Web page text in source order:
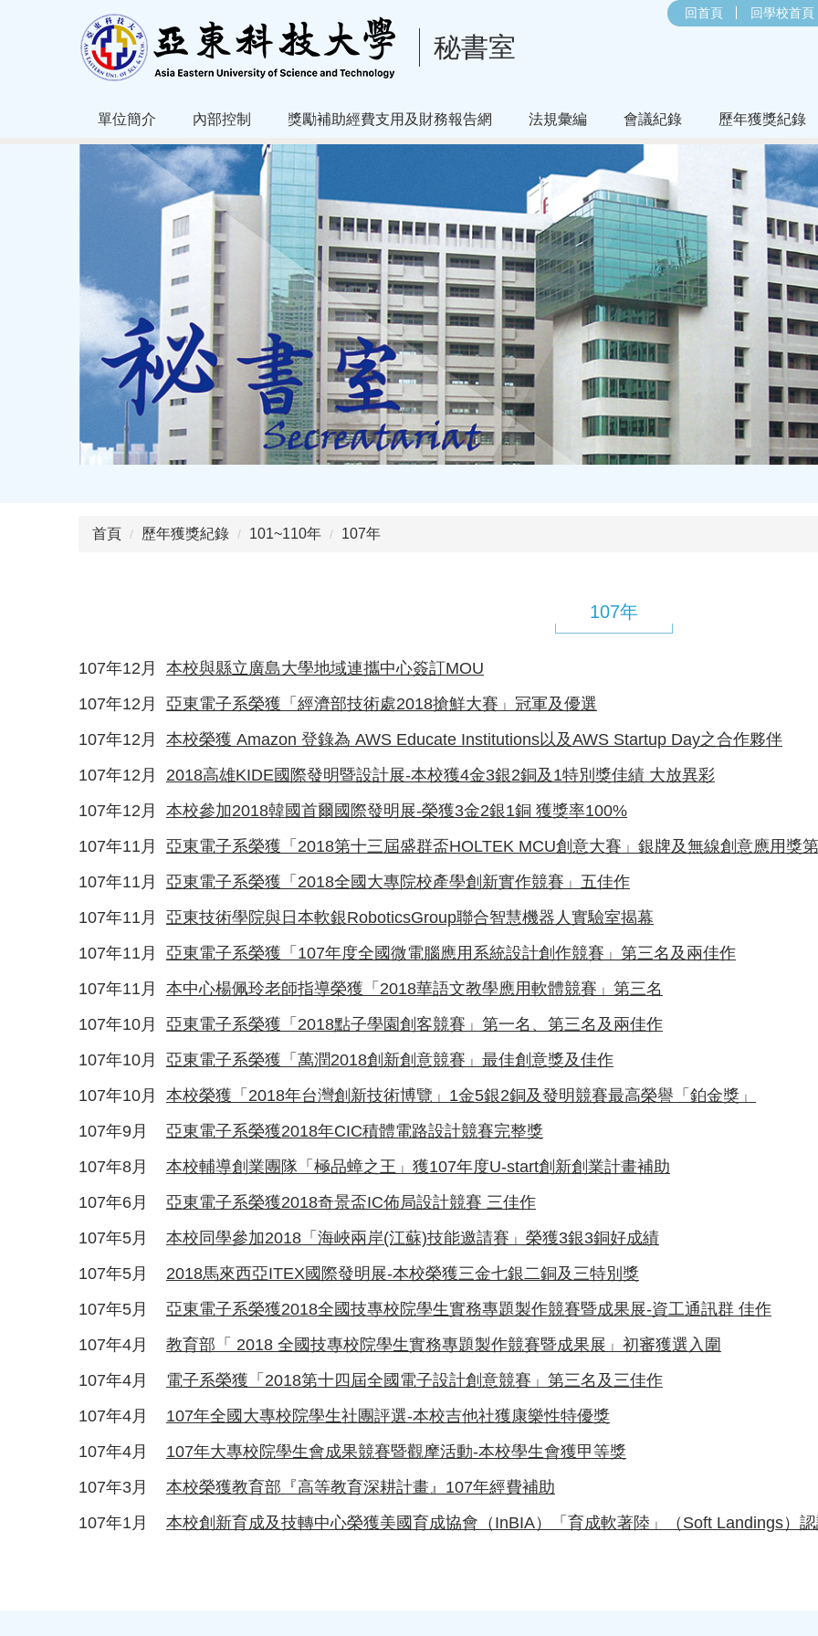
秘書室
回首頁 回學校首頁
單位簡介 內部控制 獎勵補助經費支用及財務報告網 法規彙編 會議紀錄 歷年獲獎紀錄
首頁 歷年獲獎紀錄 101~110年 107年
107年
107年12月 本校與縣立廣島大學地域連攜中心簽訂MOU
107年12月 亞東電子系榮獲「經濟部技術處2018搶鮮大賽」冠軍及優選
107年12月 本校榮獲 Amazon 登錄為 AWS Educate Institutions以及AWS Startup Day之合作夥伴
107年12月 2018高雄KIDE國際發明暨設計展-本校獲4金3銀2銅及1特別獎佳績 大放異彩
107年12月 本校參加2018韓國首爾國際發明展-榮獲3金2銀1銅 獲獎率100%
107年11月 亞東電子系榮獲「2018第十三屆盛群盃HOLTEK MCU創意大賽」銀牌及無線創意應用獎
107年11月 亞東電子系榮獲「2018全國大專院校產學創新實作競賽」五佳作
107年11月 亞東技術學院與日本軟銀RoboticsGroup聯合智慧機器人實驗室揭幕
107年11月 亞東電子系榮獲「107年度全國微電腦應用系統設計創作競賽」第三名及兩佳作
107年11月 本中心楊佩玲老師指導榮獲「2018華語文教學應用軟體競賽」第三名
107年10月 亞東電子系榮獲「2018點子學園創客競賽」第一名、第三名及兩佳作
107年10月 亞東電子系榮獲「萬潤2018創新創意競賽」最佳創意獎及佳作
107年10月 本校榮獲「2018年台灣創新技術博覽」1金5銀2銅及發明競賽最高榮譽「鉑金獎」
107年9月 亞東電子系榮獲2018年CIC積體電路設計競賽完整獎
107年8月 本校輔導創業團隊「極品蟑之王」獲107年度U-start創新創業計畫補助
107年6月 亞東電子系榮獲2018奇景盃IC佈局設計競賽 三佳作
107年5月 本校同學參加2018「海峽兩岸(江蘇)技能邀請賽」榮獲3銀3銅好成績
107年5月 2018馬來西亞ITEX國際發明展-本校榮獲三金七銀二銅及三特別獎
107年5月 亞東電子系榮獲2018全國技專校院學生實務專題製作競賽暨成果展-資工通訊群 佳作
107年4月 教育部「 2018 全國技專校院學生實務專題製作競賽暨成果展」初審獲選入圍
107年4月 電子系榮獲「2018第十四屆全國電子設計創意競賽」第三名及三佳作
107年4月 107年全國大專校院學生社團評選-本校吉他社獲康樂性特優獎
107年4月 107年大專校院學生會成果競賽暨觀摩活動-本校學生會獲甲等獎
107年3月 本校榮獲教育部『高等教育深耕計畫』107年經費補助
107年1月 本校創新育成及技轉中心榮獲美國育成協會（InBIA）「育成軟著陸」（Soft Landings）